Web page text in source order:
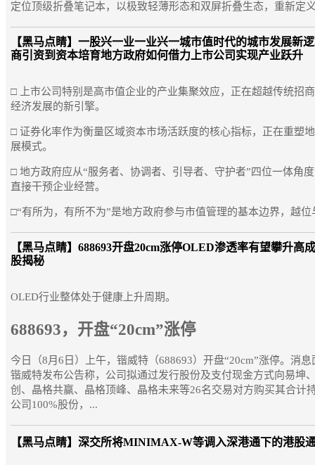
定位顶级折叠笔记本，以极致轻薄形态和双屏折叠生态，重新定
【黑马点睛】 一股兴一业一业兴一城市值时代的城市发展新
商引资到资本培育地方政府如何借力上市公司实现产业跃升
□ 上市公司特别是高市值企业的产业集聚效应，正在超越传统招
经济发展的新引擎。
□ 证券化率作为衡量区域资本市场活跃度的核心指标，正在重塑
展模式。
□ 地方政府应从“服务者、协调者、引导者、守护者”四位一体角
直接干预企业经营。
□“有所为，有所不为”是地方政府参与市值管理的基本边界，越位
【黑马点睛】 688693开盘20cm涨停OLED渗透率有望攀升高
股揭秘
OLED行业整体处于健康上升周期。
688693，开盘“20cm”涨停
今日（8月6日）上午，锴威特（688693）开盘“20cm”涨停。消
锴威特发布公告称，公司拟通过发行股份及支付现金方式向易坤
创、晶格共赢、晶格顶峰、晶格未来等26名交易对方购买其合计
公司100%股份，...
【黑马点睛】 深交所将MINIMAX-W等调入深港通下的港股